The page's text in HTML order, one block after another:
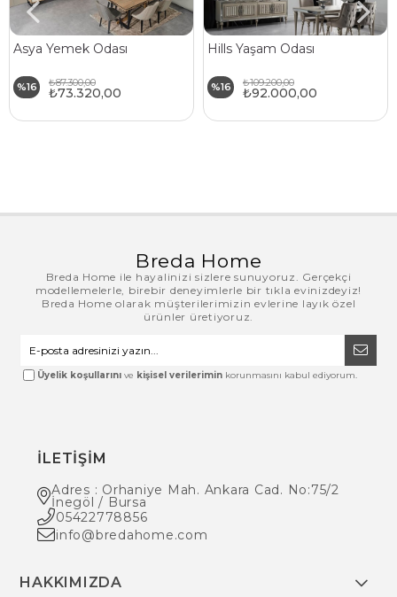
Asya Yemek Odası
%16 ₺73.320,00
₺87.300,00
Hills Yaşam Odası
%16 ₺92.000,00
₺109.200,00
Breda Home
Breda Home ile hayalinizi sizlere sunuyoruz. Gerçekçi
modellemelerle, birebir deneyimlerle bir tıkla evinizdeyiz!
Breda Home olarak müşterilerimizin evlerine layık özel
ürünler üretiyoruz.
Üyelik koşullarını ve kişisel verilerimin korunmasını kabul ediyorum.
İLETİŞİM
Adres : Orhaniye Mah. Ankara Cad. No:75/2
İnegöl / Bursa
05422778856
info@bredahome.com
HAKKIMIZDA